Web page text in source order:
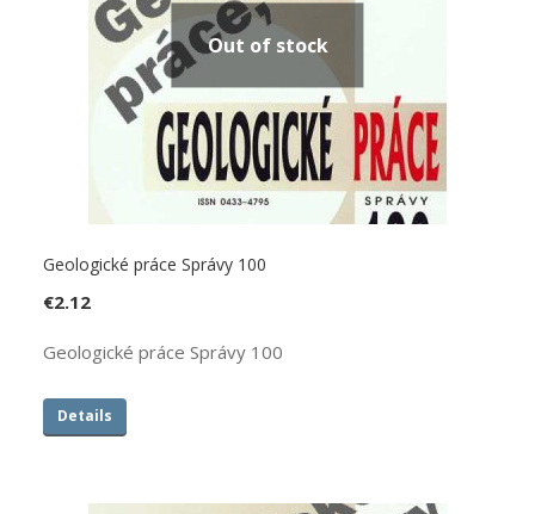
Out of stock
Geologické práce Správy 100
€2.12
Geologické práce Správy 100
Details